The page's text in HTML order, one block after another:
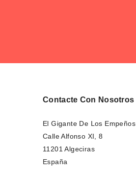
Contacte Con Nosotros
El Gigante De Los Empeños
Calle Alfonso XI, 8
11201 Algeciras
España